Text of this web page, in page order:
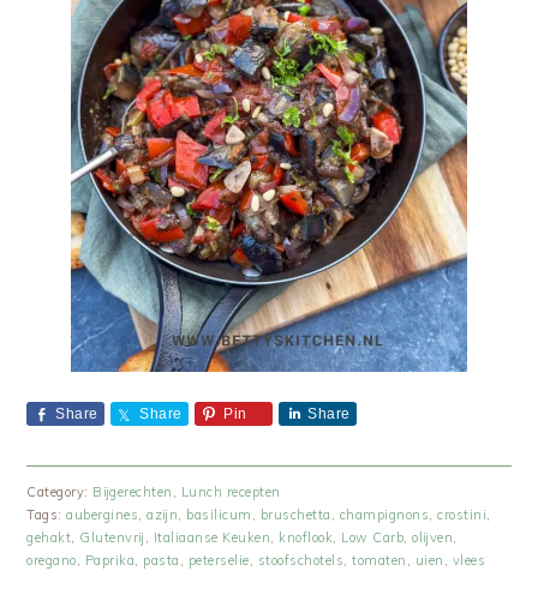
Share Share Pin Share
Category: Bijgerechten , Lunch recepten
Tags:aubergines,azijn, basilicum , bruschetta , champignons,crostini,
gehakt, Glutenvrij , Italiaanse Keuken, knoflook, Low Carb,olijven,
oregano, Paprika, pasta , peterselie, stoofschotels,tomaten , uien , vlees